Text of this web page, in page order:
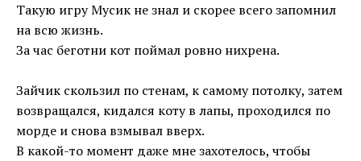
Такую игру Мусик не знал и скорее всего запомнил
на всю жизнь.
За час беготни кот поймал ровно нихрена.
Зайчик скользил по стенам, к самому потолку, затем
возвращался, кидался коту в лапы, проходился по
морде и снова взмывал вверх.
В какой-то момент даже мне захотелось, чтобы